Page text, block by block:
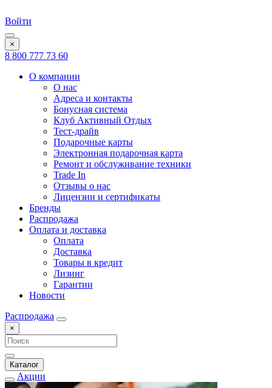
Войти
×
8 800 777 73 60
О компании
О нас
Адреса и контакты
Бонусная система
Клуб Активный Отдых
Тест-драйв
Подарочные карты
Электронная подарочная карта
Ремонт и обслуживание техники
Trade In
Отзывы о нас
Лицензии и сертификаты
Бренды
Распродажа
Оплата и доставка
Оплата
Доставка
Товары в кредит
Лизинг
Гарантии
Новости
Распродажа
×
Каталог
Акции